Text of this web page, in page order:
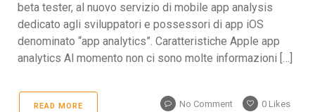
beta tester, al nuovo servizio di mobile app analysis
dedicato agli sviluppatori e possessori di app iOS
denominato “app analytics”. Caratteristiche Apple app
analytics Al momento non ci sono molte informazioni […]
READ MORE No Comment 0 Likes